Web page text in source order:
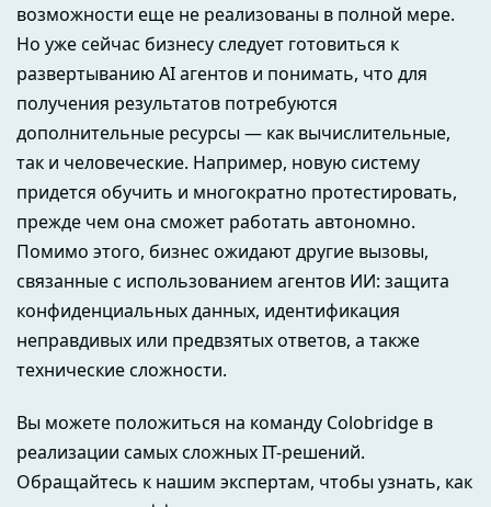
возможности еще не реализованы в полной мере.
Но уже сейчас бизнесу следует готовиться к
развертыванию AI агентов и понимать, что для
получения результатов потребуются
дополнительные ресурсы — как вычислительные,
так и человеческие. Например, новую систему
придется обучить и многократно протестировать,
прежде чем она сможет работать автономно.
Помимо этого, бизнес ожидают другие вызовы,
связанные с использованием агентов ИИ: защита
конфиденциальных данных, идентификация
неправдивых или предвзятых ответов, а также
технические сложности.
Вы можете положиться на команду Colobridge в
реализации самых сложных IT-решений.
Обращайтесь к нашим экспертам, чтобы узнать, как